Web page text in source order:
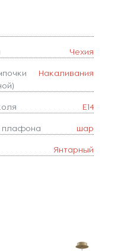
Чехия
Накаливания
E14
шар
Янтарный